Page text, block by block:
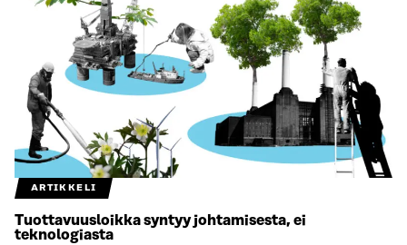
ARTIKKELI
Tuottavuusloikka syntyy johtamisesta, ei
teknologiasta